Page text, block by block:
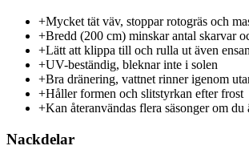
+Mycket tät väv, stoppar rotogräs och
+Bredd (200 cm) minskar antal skarvar
+Lätt att klippa till och rulla ut även
+UV-beständig, bleknar inte i solen
+Bra dränering, vattnet rinner igenom
+Håller formen och slitstyrkan efter frost
+Kan återanvändas flera säsonger om du
Nackdelar